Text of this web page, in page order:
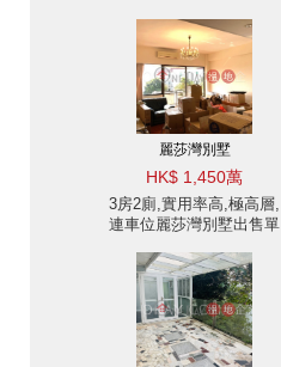
出售單位
麗莎灣別墅
HK$ 1,450萬
3房2廁,實用率高,極高層,
連車位麗莎灣別墅出售單